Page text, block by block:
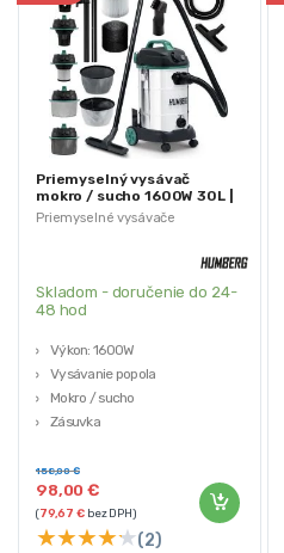
Priemyselné vysávače
Priemyselný vysávač
mokro / sucho 1600W 30L |
HM-402
Skladom - doručenie do 24-
48 hod
Výkon: 1600W
Vysávanie popola
Mokro / sucho
Zásuvka
98,00€
158,00€
(79,67€bez DPH)
★★★★★(2)